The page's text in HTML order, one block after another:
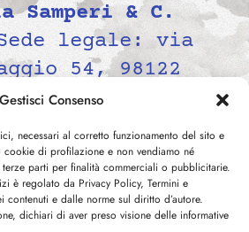
Gestisci Consenso
necessari al corretto funzionamento del sito e
di profilazione e non vendiamo né
parti per finalità commerciali o pubblicitarie.
è regolato da Privacy Policy, Termini e
contenuti e dalle norme sul diritto d’autore.
dichiari di aver preso visione delle informative
Samperi & C.
legale: via
54, 98122
Italia P.IVA
-